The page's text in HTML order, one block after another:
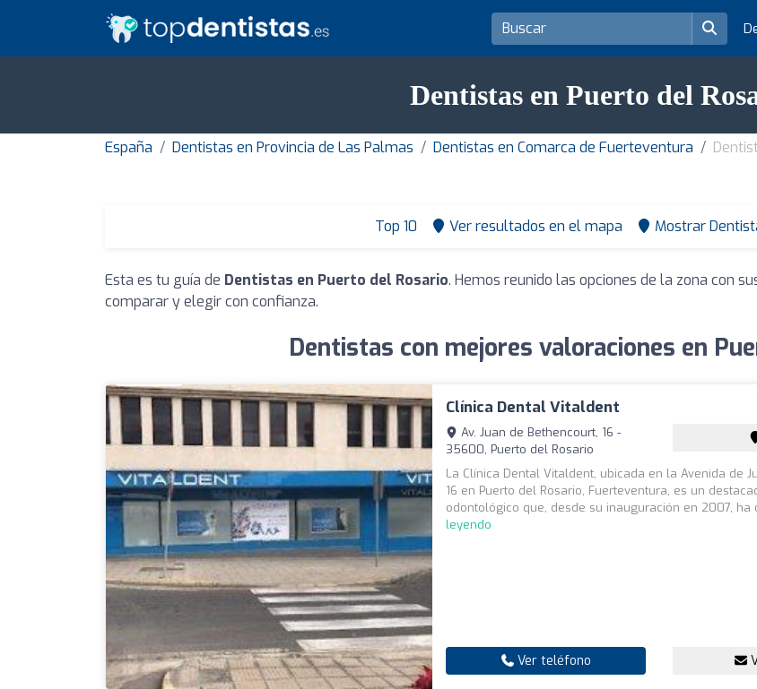
Dentistas en Puerto del
España Dentistas en Provincia de Las Palmas Dentistas en Comarca de Fuerteventura
Top 10 Ver resultados en el mapa Mostrar
Esta es tu guía de Dentistas en Puerto del Rosario. Hemos reunido las opciones de la zona con
comparar y elegir con confianza.
Dentistas con mejores valoraciones en
Clínica Dental Vitaldent
Av. Juan de Bethencourt, 16 -
35600, Puerto del Rosario
La Clínica Dental Vitaldent, ubicada en la Avenida de
16 en Puerto del Rosario, Fuerteventura, es un
odontológico que, desde su inauguración en 2007, ha
leyendo
Ver teléfono